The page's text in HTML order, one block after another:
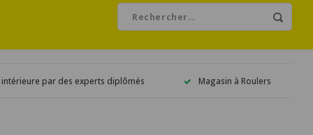
par des experts diplômés Magasin à Roulers